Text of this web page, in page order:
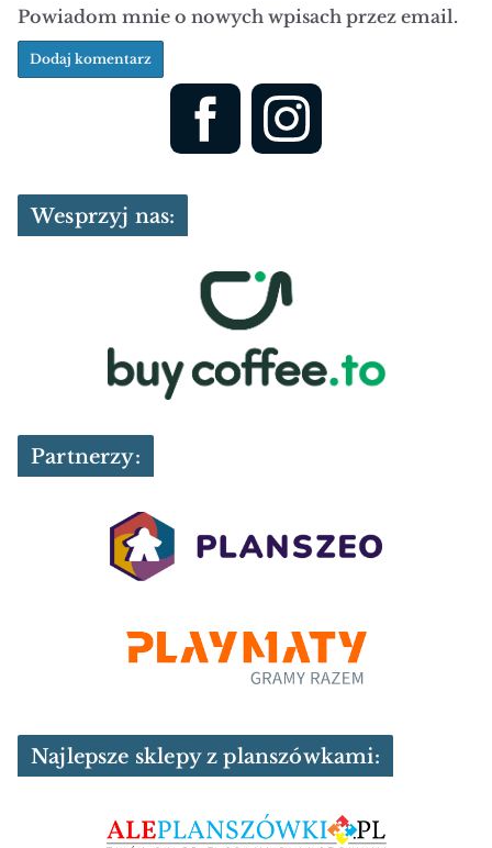
Powiadom mnie o nowych wpisach przez email.
Wesprzyj nas:
Partnerzy:
Najlepsze sklepy z planszówkami: